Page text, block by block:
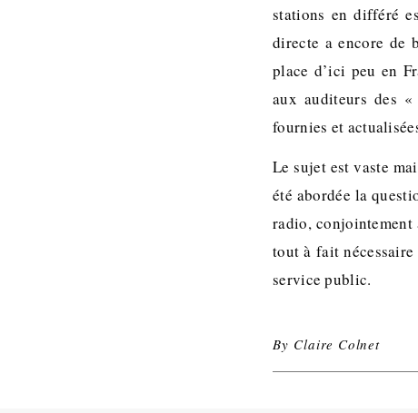
stations en différé
directe a encore de
place d’ici peu en
aux auditeurs des
fournies et
Le sujet est vaste
été abordée la
radio, conjointement
tout à fait
service public.
By Claire Colnet